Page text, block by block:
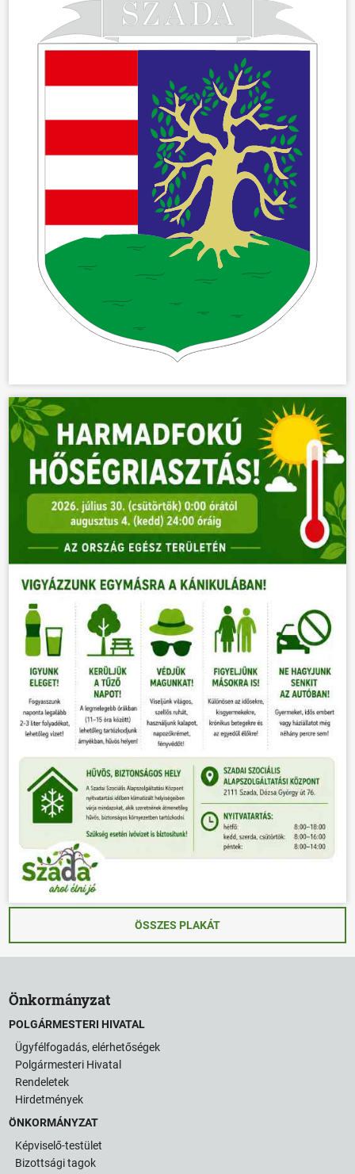
ÖNKORMÁNYZAT
ÜGYINTÉZÉS
HÍREK
VÁLASZTÁSOK
ÖSSZES PLAKÁT
Önkormányzat
POLGÁRMESTERI HIVATAL
Ügyfélfogadás, elérhetőségek
Polgármesteri Hivatal
Rendeletek
Hirdetmények
ÖNKORMÁNYZAT
Képviselő-testület
Bizottsági tagok